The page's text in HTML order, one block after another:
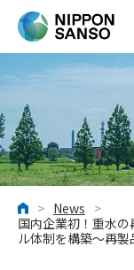
ホーム
> News >
国内企業初！重水
ル体制を構築～再